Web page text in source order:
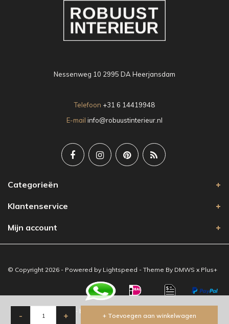
- + + Toevoegen aan winkelwagen
Nessenweg 10 2995 DA Heerjansdam
Telefoon +31 6 14419948
E-mail info@robuustinterieur.nl
Categorieën
Klantenservice
Mijn account
© Copyright 2026 - Powered by Lightspeed - Theme By DMWS x Plus+
- beoordelingen op